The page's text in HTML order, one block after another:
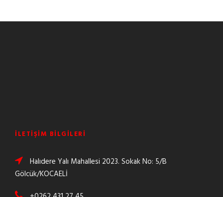
İLETIŞIM BILGILERI
Halıdere Yalı Mahallesi 2023. Sokak No: 5/B
Gölcük/KOCAELİ